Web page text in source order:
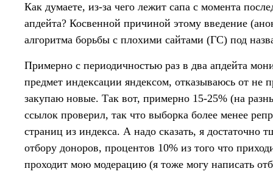
Как думаете, из-за чего лежит сапа с момента
апдейта? Косвенной причиной этому введение
алгоритма борьбы с плохими сайтами (ГС) под
Примерно с периодичностью раз в два апдейта
предмет индексации яндексом, отказываюсь от не
закупаю новые. Так вот, примерно 15-25% (на
ссылок проверил, так что выборка более менее
страниц из индекса. А надо сказать, я достаточно
отбору доноров, процентов 10% из того что
проходит мою модерацию (я тоже могу написать